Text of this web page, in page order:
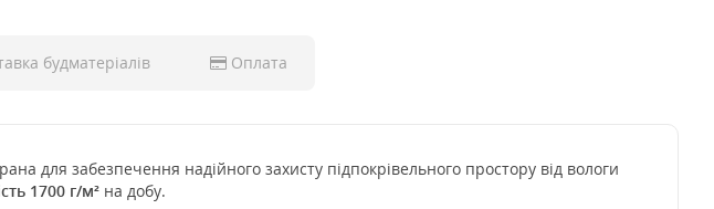
будматеріалів Оплата
для забезпечення надійного захисту підпокрівельного простору від вологи
1700 г/м² на добу.